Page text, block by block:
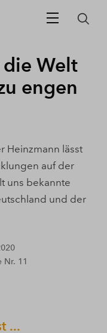
Welt
engen
Heinzmann lässt
auf der
uns bekannte
und der
Nr. 11
...